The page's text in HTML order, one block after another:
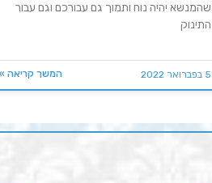
שהמנשא יהיה נוח ותמוך גם עבורכם וגם עבור
התינוק
המשך קריאה » 5 בפברואר 2022